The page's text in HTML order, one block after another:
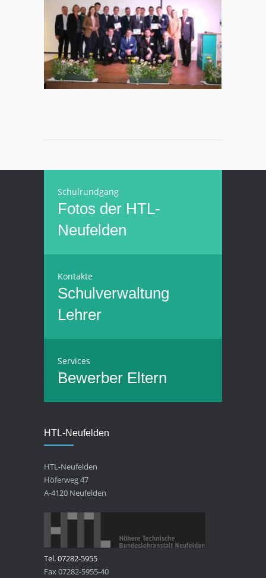
Schulrundgang
Fotos der HTL-
Neufelden
Kontakte
Schulverwaltung
Lehrer
Services
Bewerber Eltern
HTL-Neufelden
HTL-Neufelden
Höferweg 47
A-4120 Neufelden
Tel. 07282-5955
Fax 07282-5955-40